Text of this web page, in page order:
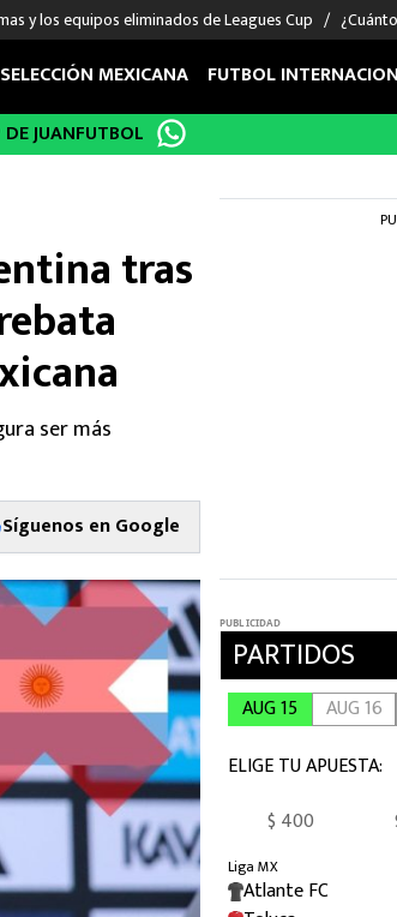
y los equipos eliminados de Leagues Cup
Giakoumakis
DEPORTES
Boxeo
SELECCIÓN MEXICANA FUTBOL
JUANFUTBOL
tras
ser más
Síguenos en Google